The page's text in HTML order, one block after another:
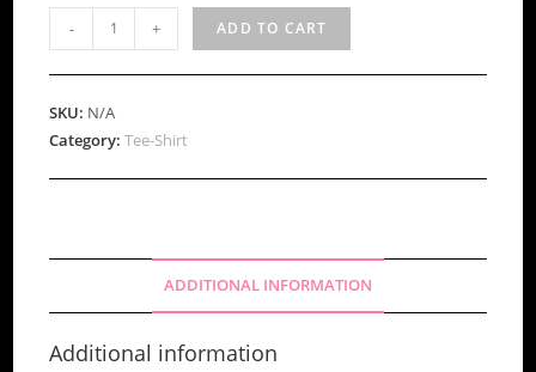
Shirt
Noir
Les
Garçons
/
quantity
- + ADD TO CART
SKU: N/A
Category:Tee-Shirt
ADDITIONAL INFORMATION
Additional information